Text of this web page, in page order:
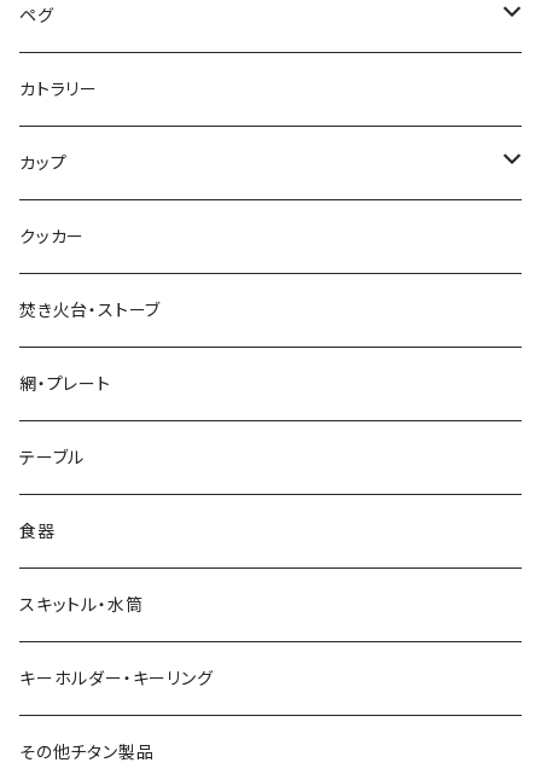
ペグ
標準タイプ
超軽量タイプ
ネイルペグ
V字型
Y字型
カトラリー
カップ
シングルマグ
シェラカップ
ダブルウォールカップ
リッド（蓋）
クッカー
焚き火台・ストーブ
網・プレート
テーブル
食器
スキットル・水筒
キーホルダー・キーリング
その他チタン製品